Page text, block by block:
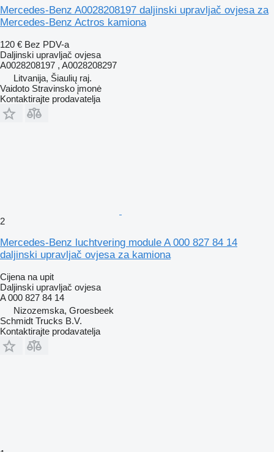
Mercedes-Benz A0028208197 daljinski upravljač ovjesa za
Mercedes-Benz Actros kamiona
120 € Bez PDV-a
Daljinski upravljač ovjesa
A0028208197 , A0028208297
Litvanija, Šiaulių raj.
Vaidoto Stravinsko įmonė
Kontaktirajte prodavatelja
2
Mercedes-Benz luchtvering module A 000 827 84 14
daljinski upravljač ovjesa za kamiona
Cijena na upit
Daljinski upravljač ovjesa
A 000 827 84 14
Nizozemska, Groesbeek
Schmidt Trucks B.V.
Kontaktirajte prodavatelja